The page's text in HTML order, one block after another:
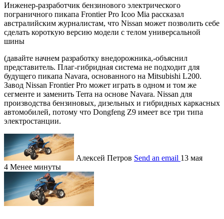
Инженер-разработчик бензинового электрического
пограничного пикапа Frontier Pro Icoo Mia рассказал
австралийским журналистам, что Nissan может позволить себе
сделать короткую версию модели с телом универсальной
шины
(давайте начнем разработку внедорожника,-объяснил
представитель. Плаг-гибридная система не подходит для
будущего пикапа Navara, основанного на Mitsubishi L200.
Завод Nissan Frontier Pro может играть в одном и том же
сегменте и заменить Terra на основе Navara. Nissan для
производства бензиновых, дизельных и гибридных каркасных
автомобилей, потому что Dongfeng Z9 имеет все три типа
электростанции.
Алексей Петров Send an email 13 мая
4 Менее минуты